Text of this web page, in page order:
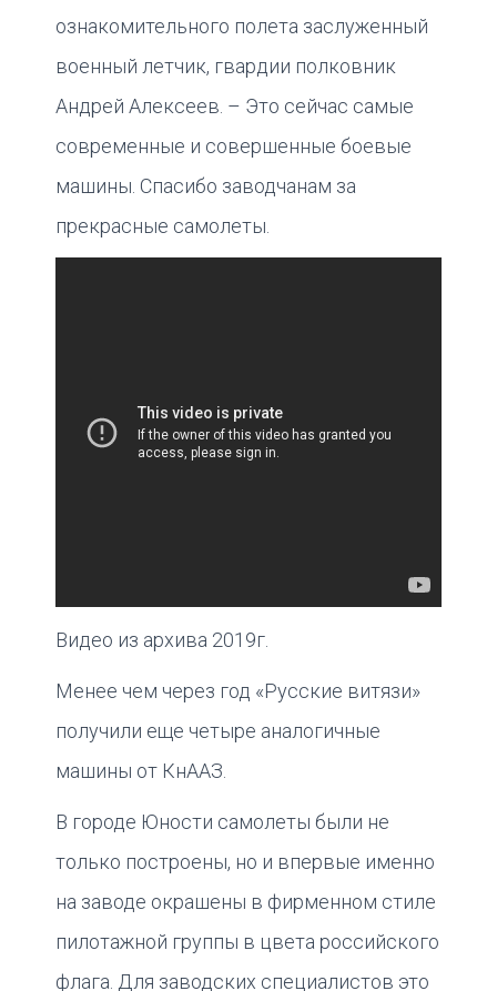
ознакомительного полета заслуженный
военный летчик, гвардии полковник
Андрей Алексеев. – Это сейчас самые
современные и совершенные боевые
машины. Спасибо заводчанам за
прекрасные самолеты.
Видео из архива 2019г.
Менее чем через год «Русские витязи»
получили еще четыре аналогичные
машины от КнААЗ.
В городе Юности самолеты были не
только построены, но и впервые именно
на заводе окрашены в фирменном стиле
пилотажной группы в цвета российского
флага. Для заводских специалистов это